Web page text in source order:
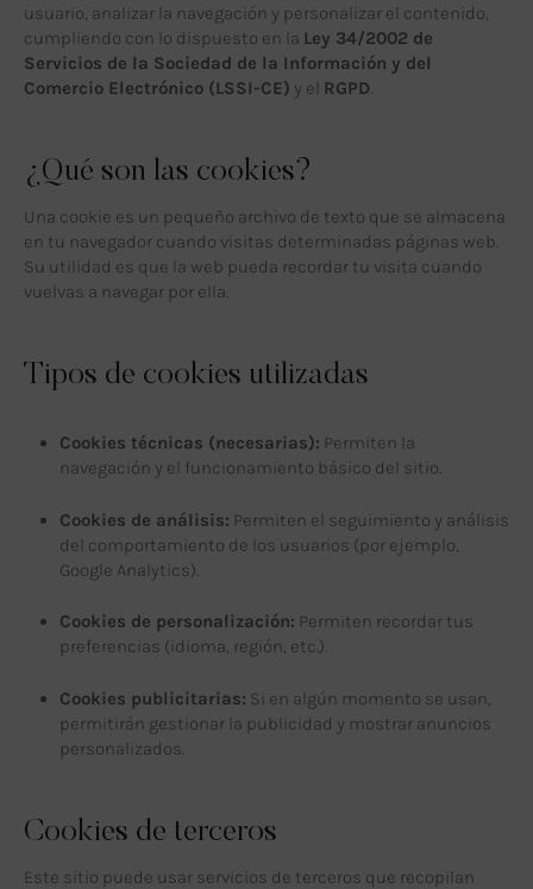
usuario, analizar la navegación y personalizar el contenido,
cumpliendo con lo dispuesto en la Ley 34/2002 de
Servicios de la Sociedad de la Información y del
Comercio Electrónico (LSSI-CE) y el RGPD.
¿Qué son las cookies?
Una cookie es un pequeño archivo de texto que se almacena
en tu navegador cuando visitas determinadas páginas web.
Su utilidad es que la web pueda recordar tu visita cuando
vuelvas a navegar por ella.
Tipos de cookies utilizadas
Cookies técnicas (necesarias): Permiten la
navegación y el funcionamiento básico del sitio.
Cookies de análisis: Permiten el seguimiento y análisis
del comportamiento de los usuarios (por ejemplo,
Google Analytics).
Cookies de personalización: Permiten recordar tus
preferencias (idioma, región, etc.).
Cookies publicitarias: Si en algún momento se usan,
permitirán gestionar la publicidad y mostrar anuncios
personalizados.
Cookies de terceros
Este sitio puede usar servicios de terceros que recopilan